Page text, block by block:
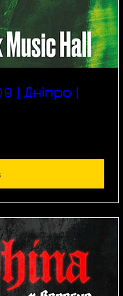
| Дніпро |